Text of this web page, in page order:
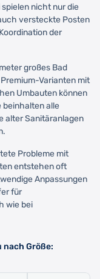
nicht nur die
versteckte Posten
der
großes Bad
Varianten mit
Umbauten können
beinhalten alle
alter Sanitäranlagen
Probleme mit
entstehen oft
Anpassungen
für
wie bei
Größe: